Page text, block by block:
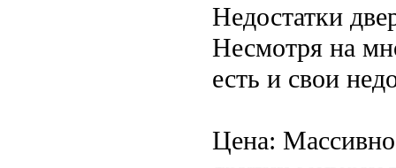
Недостатки
Несмотря на
есть и свои
Цена: